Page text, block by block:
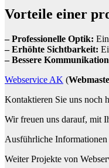
Vorteile einer
– Professionelle Optik:
– Erhöhte Sichtbarkeit:
– Bessere
Webservice AK (
Kontaktieren Sie uns noch
Wir freuen uns darauf, mit
Ausführliche
Weiter Projekte von